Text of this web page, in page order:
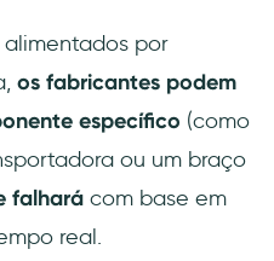
por
os fabricantes podem
específico (como
ou um braço
falhará com base em
real.